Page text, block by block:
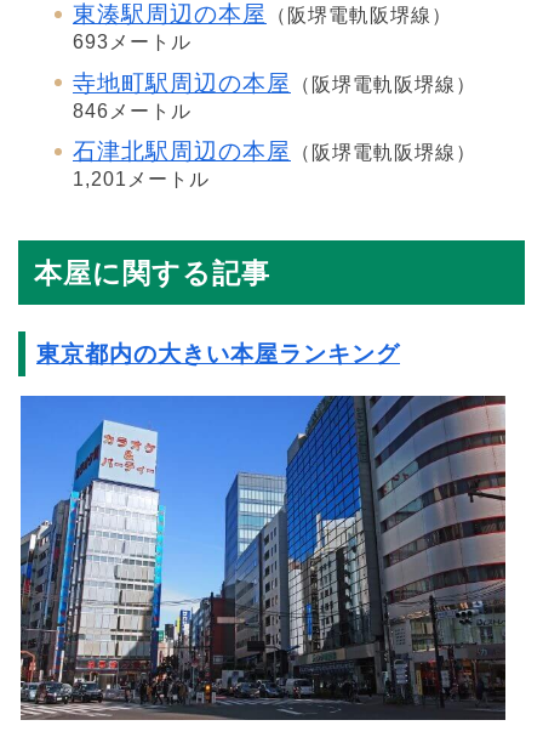
東湊駅周辺の本屋
（阪堺電軌阪堺線）
693メートル
寺地町駅周辺の本屋
（阪堺電軌阪堺線）
846メートル
石津北駅周辺の本屋
（阪堺電軌阪堺線）
1,201メートル
本屋に関する記事
東京都内の大きい本屋ランキング